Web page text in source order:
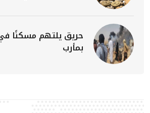
حريق يلتهم مسكنًا
بمأرب